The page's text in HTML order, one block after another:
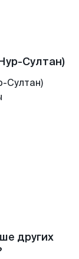
Султан)
Султан)
других